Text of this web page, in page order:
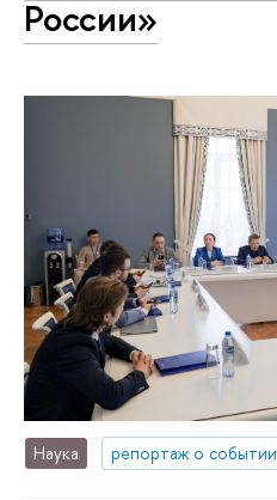
России»
Наука репортаж о событии